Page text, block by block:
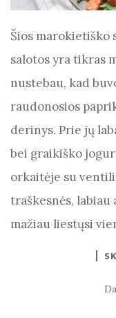
Šios marokietiško
salotos yra tikras
nustebau, kad
raudonosios
derinys. Prie jų
bei graikiško
orkaitėje su
traškesnės, labiau
mažiau liestųsi